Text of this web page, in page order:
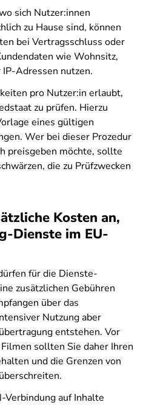
sich Nutzer:innen
zu Hause sind, können
bei Vertragsschluss oder
wie Wohnsitz,
Adressen nutzen.
pro Nutzer:in erlaubt,
zu prüfen. Hierzu
eines gültigen
Wer bei dieser Prozedur
preisgeben möchte, sollte
die zu Prüfzwecken
Kosten an,
Dienste im EU-
für die Dienste-
zusätzlichen Gebühren
über das
Nutzung aber
entstehen. Vor
sollten Sie daher Ihren
und die Grenzen von
auf Inhalte